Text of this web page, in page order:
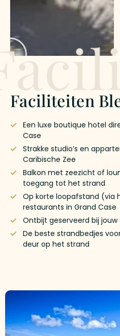
Faciliteiten
Een luxe boutique hotel
Case
Strakke studio’s en
Caribische Zee
Balkon met zeezicht of
toegang tot het strand
Op korte loopafstand (via
restaurants in Grand Case
Ontbijt geserveerd bij jouw
De beste strandbedjes
deur op het strand